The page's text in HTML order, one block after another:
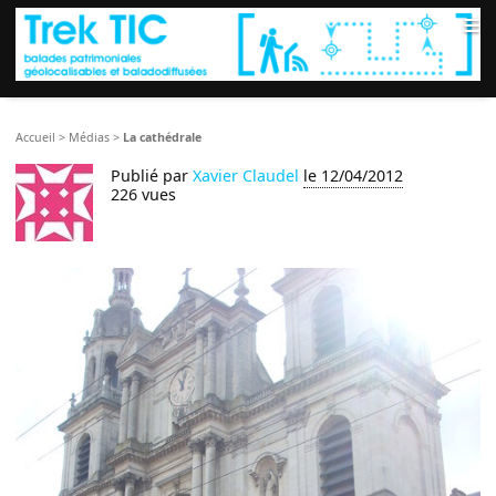
≡
Accueil > Médias > La cathédrale
Publié parXavier Claudel le 12/04/2012
226 vues